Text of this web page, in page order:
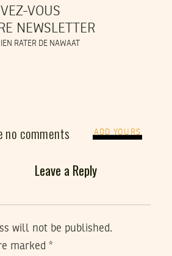
VOUS
NEWSLETTER
RATER DE NAWAAT
no comments ADD YOURS
Leave a Reply
will not be published.
marked *